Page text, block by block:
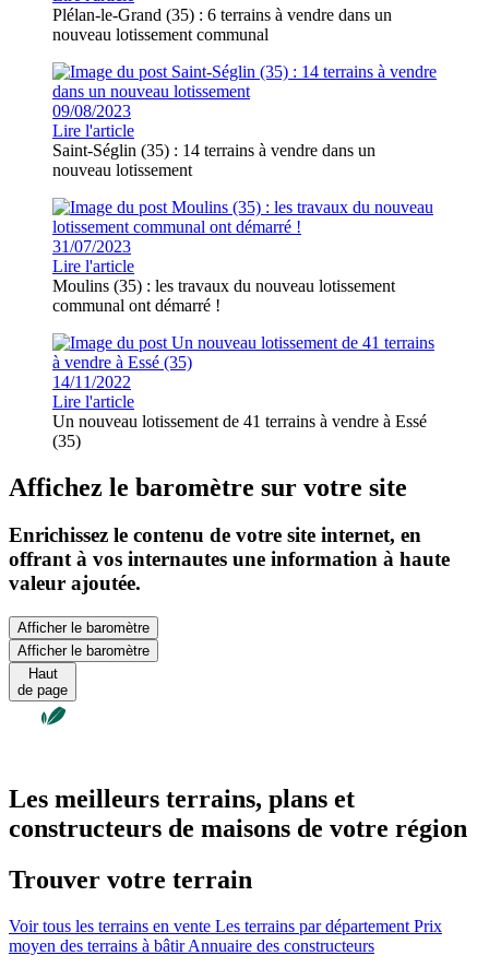
Plélan-le-Grand (35) : 6 terrains à vendre dans un
nouveau lotissement communal
09/08/2023
Lire l'article
Saint-Séglin (35) : 14 terrains à vendre dans un
nouveau lotissement
31/07/2023
Lire l'article
Moulins (35) : les travaux du nouveau lotissement
communal ont démarré !
14/11/2022
Lire l'article
Un nouveau lotissement de 41 terrains à vendre à Essé
(35)
Affichez le baromètre sur votre site
Enrichissez le contenu de votre site internet, en
offrant à vos internautes une information à haute
valeur ajoutée.
Afficher le baromètre
Afficher le baromètre
Haut
de page
Les meilleurs terrains, plans et
constructeurs de maisons de votre région
Trouver votre terrain
Voir tous les terrains en vente Les terrains par département Prix
moyen des terrains à bâtirAnnuaire des constructeurs